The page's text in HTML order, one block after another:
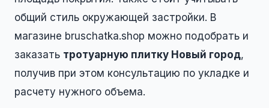
общий стиль окружающей застройки. В
магазине bruschatka.shop можно подобрать и
заказать тротуарную плитку Новый город,
получив при этом консультацию по укладке и
расчету нужного объема.